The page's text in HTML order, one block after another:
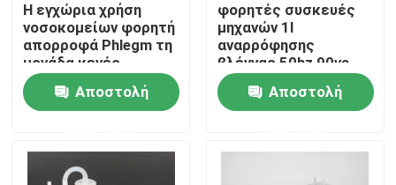
Σπίτι
Προϊόντα
Περίπου εμείς
Η εγχώρια χρήση
νοσοκομείων φορητή
απορροφά Phlegm τη
μονάδα κενές
συσκευές
αναρρόφησης 50hz
Αποστολή
φορητές συσκευές
μηχανών 1l
αναρρόφησης
βλέννας 50hz 90va
χειρουργικές
Αποστολή